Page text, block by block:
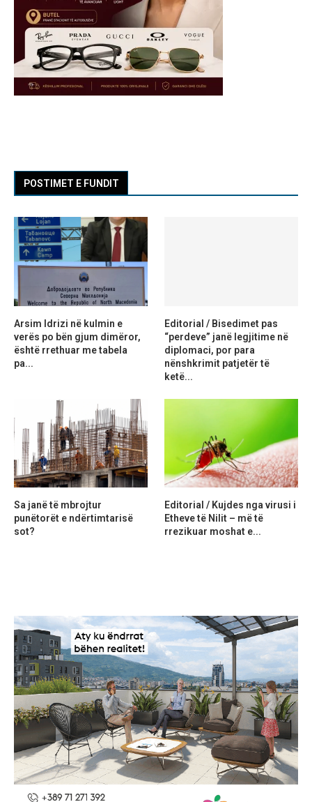
POSTIMET E FUNDIT
Arsim Idrizi në kulmin e
verës po bën gjum dimëror,
është rrethuar me tabela
pa...
Editorial / Bisedimet pas
“perdeve” janë legjitime në
diplomaci, por para
nënshkrimit patjetër të
ketë...
Sa janë të mbrojtur
punëtorët e ndërtimtarisë
sot?
Editorial / Kujdes nga virusi i
Etheve të Nilit – më të
rrezikuar moshat e...